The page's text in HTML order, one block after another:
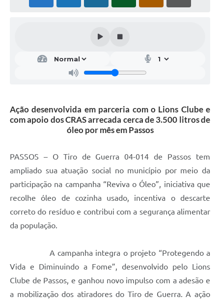
Ação desenvolvida em parceria com o Lions Clube e
com apoio dos CRAS arrecada cerca de 3.500 litros de
óleo por mês em Passos
PASSOS – O Tiro de Guerra 04-014 de Passos tem
ampliado sua atuação social no município por meio da
participação na campanha “Reviva o Óleo”, iniciativa que
recolhe óleo de cozinha usado, incentiva o descarte
correto do resíduo e contribui com a segurança alimentar
da população.
A campanha integra o projeto “Protegendo a
Vida e Diminuindo a Fome”, desenvolvido pelo Lions
Clube de Passos, e ganhou novo impulso com a adesão e
a mobilização dos atiradores do Tiro de Guerra. A ação